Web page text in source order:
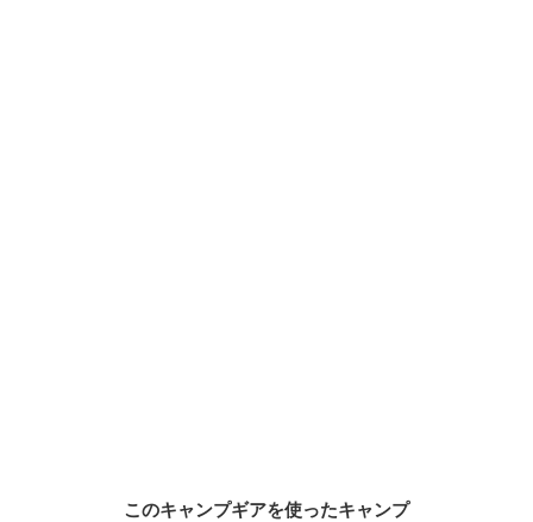
このキャンプギアを使ったキャンプ